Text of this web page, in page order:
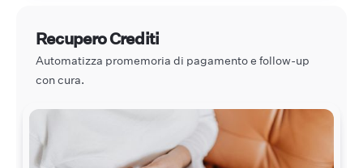
Recupero Crediti
Automatizza promemoria di pagamento e follow-up
con cura.